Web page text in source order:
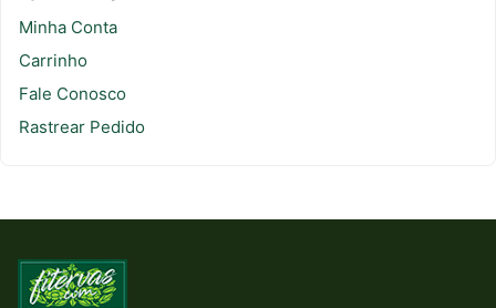
Minha Conta
Carrinho
Fale Conosco
Rastrear Pedido